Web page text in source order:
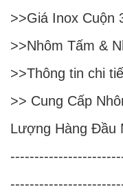
>>Giá Inox Cuộn
>>Nhôm Tấm &
>>Thông tin chi
>> Cung Cấp
Lượng Hàng Đầu